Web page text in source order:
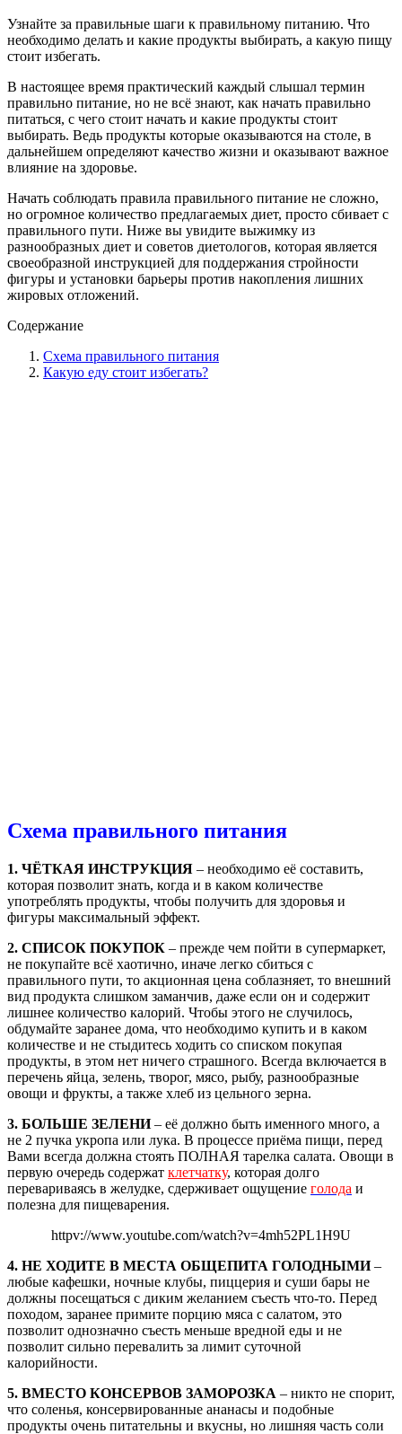
Узнайте за правильные шаги к правильному питанию. Что
необходимо делать и какие продукты выбирать, а какую пищу
стоит избегать.
В настоящее время практический каждый слышал термин
правильно питание, но не всё знают, как начать правильно
питаться, с чего стоит начать и какие продукты стоит
выбирать. Ведь продукты которые оказываются на столе, в
дальнейшем определяют качество жизни и оказывают важное
влияние на здоровье.
Начать соблюдать правила правильного питание не сложно,
но огромное количество предлагаемых диет, просто сбивает с
правильного пути. Ниже вы увидите выжимку из
разнообразных диет и советов диетологов, которая является
своеобразной инструкцией для поддержания стройности
фигуры и установки барьеры против накопления лишних
жировых отложений.
Содержание
Схема правильного питания
Какую еду стоит избегать?
Схема правильного питания
1. ЧЁТКАЯ ИНСТРУКЦИЯ – необходимо её составить,
которая позволит знать, когда и в каком количестве
употреблять продукты, чтобы получить для здоровья и
фигуры максимальный эффект.
2. СПИСОК ПОКУПОК – прежде чем пойти в супермаркет,
не покупайте всё хаотично, иначе легко сбиться с
правильного пути, то акционная цена соблазняет, то внешний
вид продукта слишком заманчив, даже если он и содержит
лишнее количество калорий. Чтобы этого не случилось,
обдумайте заранее дома, что необходимо купить и в каком
количестве и не стыдитесь ходить со списком покупая
продукты, в этом нет ничего страшного. Всегда включается в
перечень яйца, зелень, творог, мясо, рыбу, разнообразные
овощи и фрукты, а также хлеб из цельного зерна.
3. БОЛЬШЕ ЗЕЛЕНИ– её должно быть именного много, а
не 2 пучка укропа или лука. В процессе приёма пищи, перед
Вами всегда должна стоять ПОЛНАЯ тарелка салата. Овощи в
первую очередь содержат клетчатку, которая долго
перевариваясь в желудке, сдерживает ощущение голода и
полезна для пищеварения.
httpv://www.youtube.com/watch?v=4mh52PL1H9U
4. НЕ ХОДИТЕ В МЕСТА ОБЩЕПИТА ГОЛОДНЫМИ–
любые кафешки, ночные клубы, пиццерия и суши бары не
должны посещаться с диким желанием съесть что-то. Перед
походом, заранее примите порцию мяса с салатом, это
позволит однозначно съесть меньше вредной еды и не
позволит сильно перевалить за лимит суточной
калорийности.
5. ВМЕСТО КОНСЕРВОВ ЗАМОРОЗКА – никто не спорит,
что соленья, консервированные ананасы и подобные
продукты очень питательны и вкусны, но лишняя часть соли